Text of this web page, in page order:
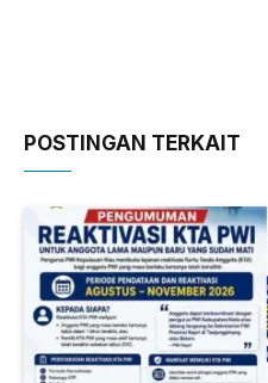
POSTINGAN TERKAIT